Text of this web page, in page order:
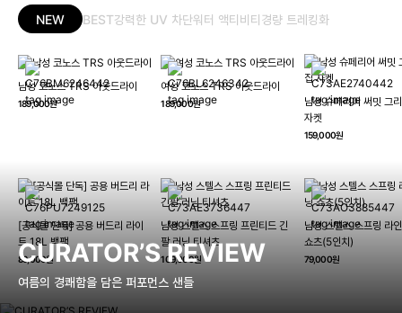
NEW BEST강력한 UV 차단워터 액티비티경량 트레킹화
남성 코노스 TRS 아웃드라이
189,000원
여성 코노스 TRS 아웃드라이
189,000원
남성 슈페리어 써밋 그
자켓
159,000원
[공식몰 단독] 공용 버드리 라이
트 18L 백팩
89,000원
남성 스텔스 스프링 프린티드 긴
팔 러닝 티셔츠
109,000원
남성 스텔스 스프링 라
쇼츠(5인치)
79,000원
CURATOR’S REVIEW
여름의 경쾌함을 담은 퍼포먼스 샌들